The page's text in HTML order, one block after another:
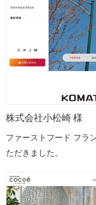
株式会社小松崎 様
ファーストフード フラ
ただきました。